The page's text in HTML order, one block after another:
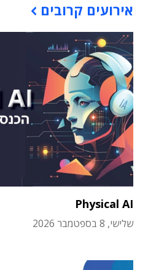
אירועים קרובים
Physical AI
שלישי, 8 בספטמבר 2026